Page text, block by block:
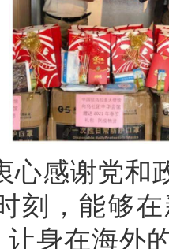
感谢党和政
刻，能够
让身在海外